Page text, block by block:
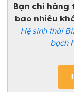
Bạn chi hàng
bao nhiêu
Hệ sinh thái
bạch